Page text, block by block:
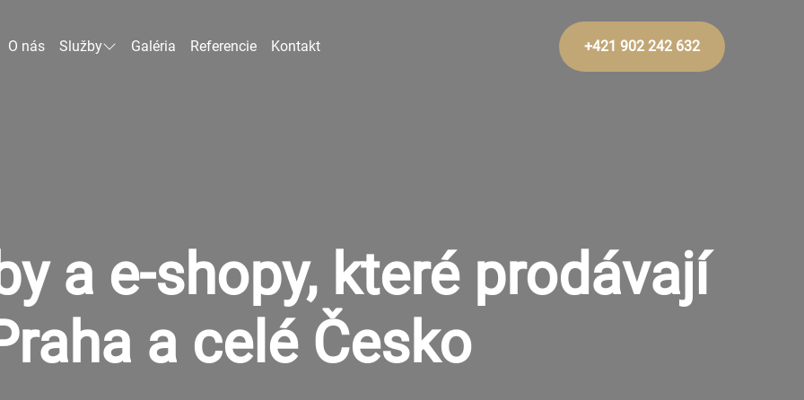
O nás Služby Galéria Referencie Kontakt +421 902 242 632
a e-shopy, které prodávají
a celé Česko